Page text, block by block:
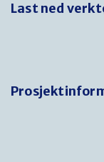
Last ned